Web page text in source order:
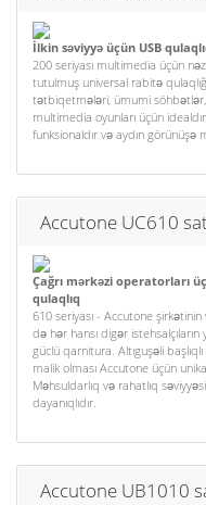
İlkin səviyyə üçün USB
200 seriyası multimedia üçün
tutulmuş universal rabitə
tətbiqetmələri, ümumi
multimedia oyunları üçün
funksionaldır və aydın görünüşə
Accutone UC610
Çağrı mərkəzi operatorları
qulaqlıq
610 seriyası - Accutone
də hər hansı digər istehsalçıların
güclü qarnitura. Altıguşəli
malik olması Accutone üçün
Məhsuldarlıq və rahatlıq
dayanıqlıdır.
Accutone UB1010